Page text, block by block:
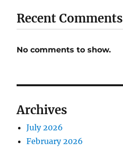
Recent Comments
No comments to show.
Archives
July 2026
February 2026